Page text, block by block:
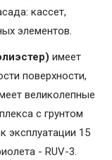
кассет,
элементов.
имеет
поверхности,
великолепные
с грунтом
эксплуатации 15
- RUV-3.